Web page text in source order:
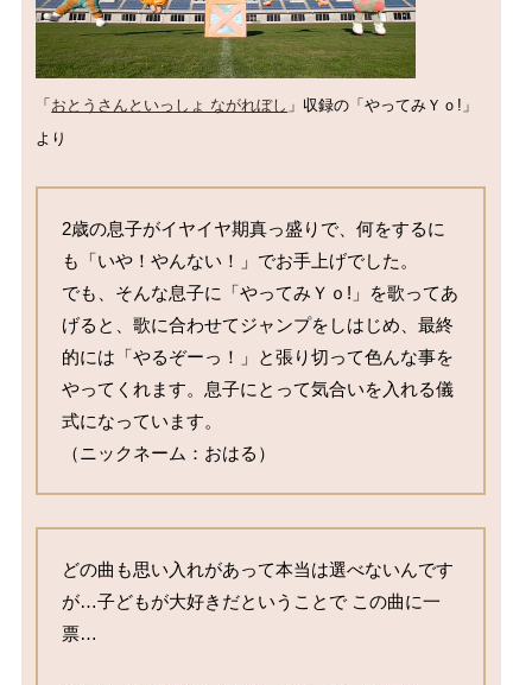
「 おとうさんといっしょ ながれぼし 」収録の「やってみＹｏ!」
より
2歳の息子がイヤイヤ期真っ盛りで、何をするに
も「いや！やんない！」でお手上げでした。
でも、そんな息子に「やってみＹｏ!」を歌ってあ
げると、歌に合わせてジャンプをしはじめ、最終
的には「やるぞーっ！」と張り切って色んな事を
やってくれます。息子にとって気合いを入れる儀
式になっています。
（ニックネーム：おはる）
どの曲も思い入れがあって本当は選べないんです
が…子どもが大好きだということで この曲に一
票…